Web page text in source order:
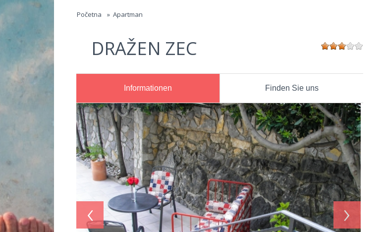
Jump to navigation
Početna » Apartman
DRAŽEN ZEC
Informationen Finden Sie uns
‹ ›